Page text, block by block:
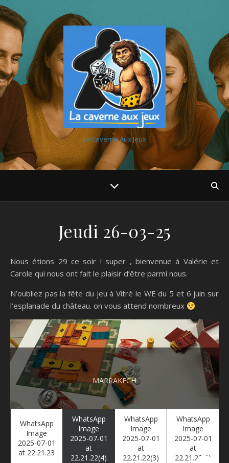
La Caverne Aux Jeux
Jeudi 26-03-25
Nous étions 29 ce soir ! super , bienvenue à Valérie et
Carole qui nous ont fait le plaisir d’être parmi nous.
N’oubliez pas la fête du jeu à Vitré le WE du 5 et 6 juin sur
l’esplanade du château. on vous attend nombreux
MARRAKECH
WhatsApp
Image
2025-07-01
at 22.21.23
WhatsApp
Image
2025-07-01
at
22.21.22(4)
WhatsApp
Image
2025-07-01
at
22.21.22(3)
WhatsApp
Image
2025-07-01
at
22.21.22(2)